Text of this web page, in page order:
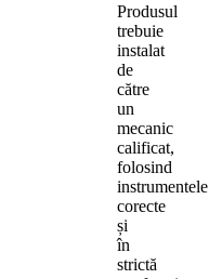
Produsul
trebuie
instalat
de
către
un
mecanic
calificat,
folosind
instrumentele
corecte
și
în
strictă